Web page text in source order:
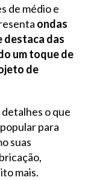
de médio e
ondas
destaca das
um toque de
de
o que
para
suas
mais.